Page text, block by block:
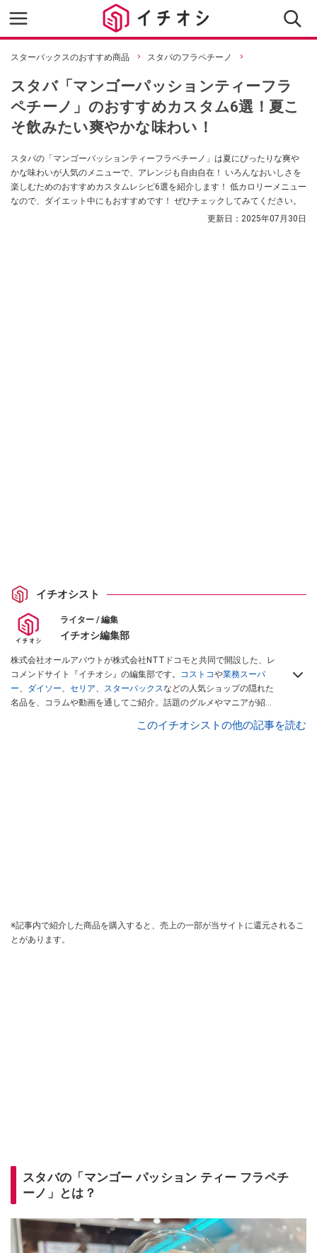
スターバックスのおすすめ商品 スタバのフラペチーノ
スタバ「マンゴーパッションティーフラ
ペチーノ」のおすすめカスタム6選！夏こ
そ飲みたい爽やかな味わい！
スタバの「マンゴーパッションティーフラペチーノ」は夏にぴったりな爽や
かな味わいが人気のメニューで、アレンジも自由自在！ いろんなおいしさを
楽しむためのおすすめカスタムレシピ6選を紹介します！ 低カロリーメニュー
なので、ダイエット中にもおすすめです！ ぜひチェックしてみてください。
更新日： 2025年07月30日
イチオシスト
ライター / 編集
イチオシ編集部
株式会社オールアバウトが株式会社NTTドコモと共同で開設した、レ
コメンドサイト『イチオシ』の編集部です。 コストコや業務スーパ
ー、 ダイソー、 セリア、 スターバックスなどの人気ショップの隠れた
名品を、コラムや動画を通してご紹介。話題のグルメやマニアが紹介
インフルエンサーが実際に使用してレビューしています。毎日トレン
このイチオシストの他の記事を読む
※記事内で紹介した商品を購入すると、売上の一部が当サイトに還元されるこ
とがあります。
スタバの「マンゴー パッション ティー フラペチ
ーノ」とは？